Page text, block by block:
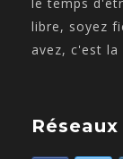
libre, soyez
avez, c'est la